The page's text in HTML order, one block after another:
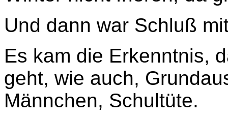
Und dann war Schluß
Es kam die Erkenntnis,
geht, wie auch,
Männchen, Schultüte.